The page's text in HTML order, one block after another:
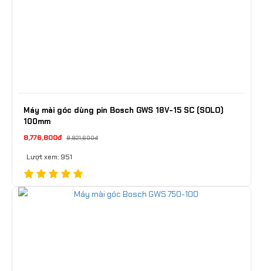
Máy mài góc dùng pin Bosch GWS 18V-15 SC (SOLO)
100mm
8,776,800đ 9,921,600đ
Lượt xem: 951